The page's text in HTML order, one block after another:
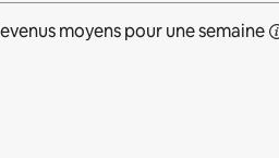
moyens pour unesemaine